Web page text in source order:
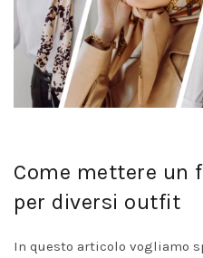
Come mettere un
per diversi outfit
In questo articolo vogliamo